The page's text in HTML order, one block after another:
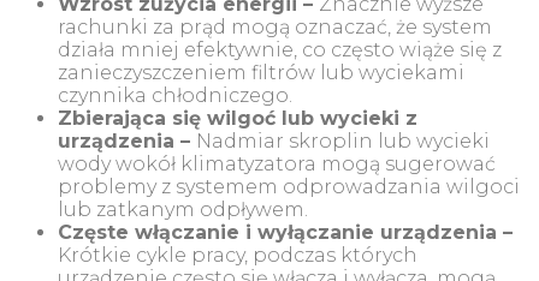
rachunki za prąd mogą oznaczać, że system
działa mniej efektywnie, co często wiąże się z
zanieczyszczeniem filtrów lub wyciekami
czynnika chłodniczego.
Zbierająca się wilgoć lub wycieki z
urządzenia – Nadmiar skroplin lub wycieki
wody wokół klimatyzatora mogą sugerować
problemy z systemem odprowadzania wilgoci
lub zatkanym odpływem.
Częste włączanie i wyłączanie urządzenia –
Krótkie cykle pracy, podczas których